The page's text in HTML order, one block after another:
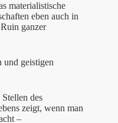
materialistische
eben auch in
ganzer
und geistigen
des
zeigt, wenn man
–